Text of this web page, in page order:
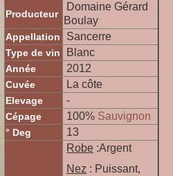
Producteur
Domaine Gérard
Boulay
Appellation Sancerre
Type de vin Blanc
Année 2012
Cuvée La côte
Elevage -
Cépage 100% Sauvignon
° Deg 13
Robe :Argent
Nez : Puissant,